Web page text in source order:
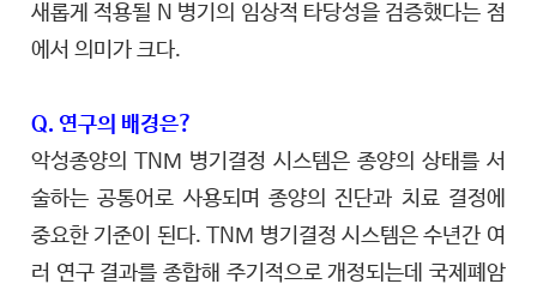
새롭게 적용될 N 병기의 임상적 타당성을 검증했다는 점
에서 의미가 크다.
Q. 연구의 배경은?
악성종양의 TNM 병기결정 시스템은 종양의 상태를 서
술하는 공통어로 사용되며 종양의 진단과 치료 결정에
중요한 기준이 된다. TNM 병기결정 시스템은 수년간 여
러 연구 결과를 종합해 주기적으로 개정되는데 국제폐암